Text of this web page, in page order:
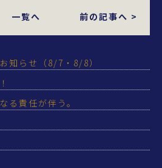
一覧へ 前の記事へ >
知らせ（8/7・8/8）
る責任が伴う。